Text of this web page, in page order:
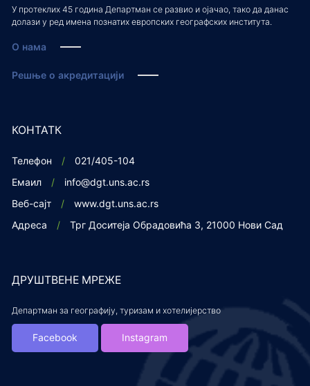
У протеклих 45 година Департман се развио и ојачао, тако да данас
долази у ред имена познатих европских географских института.
О нама
Решње о акредитацији
КОНТАТК
Телефон
021/405-104
Емаил
info@dgt.uns.ac.rs
Веб-сајт
www.dgt.uns.ac.rs
Адреса
Трг Доситеја Обрадовића 3, 21000 Нови Сад
ДРУШТВЕНЕ МРЕЖЕ
Департман за географију, туризам и хотелијерство
Facebook Instagram